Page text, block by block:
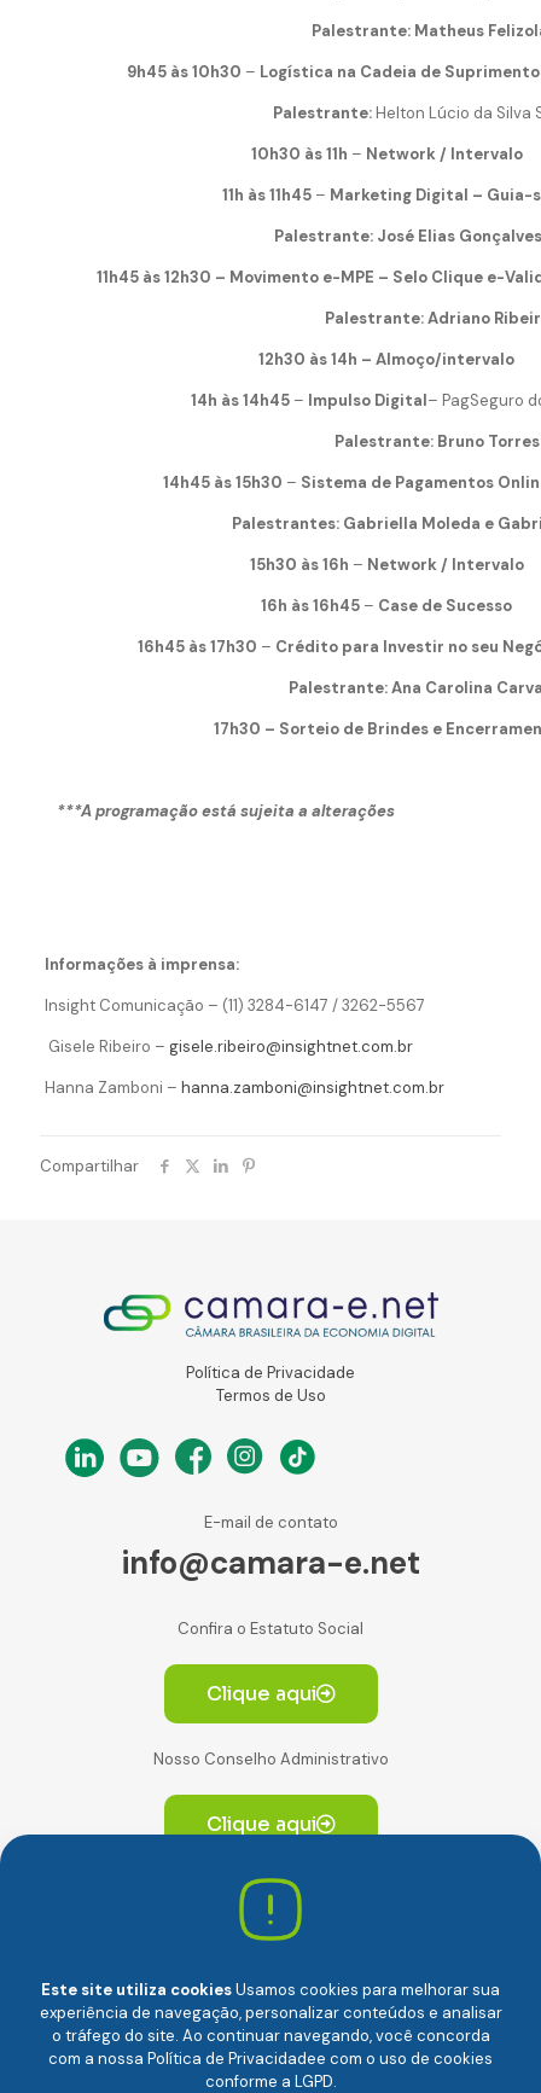
Palestrante: Matheus
9h45 às 10h30 – Logística na Cadeia de
Palestrante:Helton Lúcio da Silva
10h30 às 11h – Network / Intervalo
11h às 11h45 – Marketing Digital – Guia-
Palestrante: José Elias Gonçalves
11h45 às 12h30 – Movimento e-MPE – Selo Clique e-
Palestrante: Adriano
12h30 às 14h – Almoço/intervalo
14h às 14h45 – Impulso Digital– PagSeguro
Palestrante: Bruno Torres
14h45 às 15h30 – Sistema de Pagamentos
Palestrantes: Gabriella Moleda e
15h30 às 16h – Network / Intervalo
16h às 16h45 – Case de Sucesso
16h45 às 17h30 – Crédito para Investir no seu
Palestrante: Ana Carolina
17h30 – Sorteio de Brindes e
***A programação está sujeita a alterações
Informações à imprensa:
Insight Comunicação – (11) 3284-6147 / 3262-5567
Gisele Ribeiro – gisele.ribeiro@insightnet.com.br
Hanna Zamboni – hanna.zamboni@insightnet.com.br
Compartilhar
Política de Privacidade
Termos de Uso
E-mail de contato
info@camara-e.net
Confira o Estatuto Social
Clique aqui
Nosso Conselho Administrativo
Clique aqui
Av. Paulista, 2064. Conjunto 14, (Edifício Paulista) -
CEP 01310-928 Consolação – São Paulo/SP
Este site utiliza cookiesUsamos cookies para melhorar sua
experiência de navegação, personalizar conteúdos e analisar
o tráfego do site. Ao continuar navegando, você concorda
com a nossa Política de Privacidadee com o uso de cookies
conforme a LGPD.